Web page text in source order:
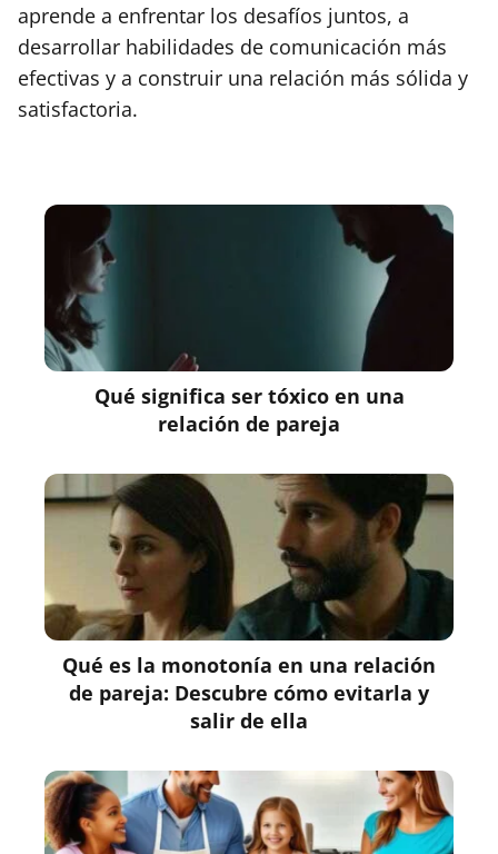
aprende a enfrentar los desafíos juntos, a
desarrollar habilidades de comunicación más
efectivas y a construir una relación más sólida y
satisfactoria.
Qué significa ser tóxico en una
relación de pareja
Qué es la monotonía en una relación
de pareja: Descubre cómo evitarla y
salir de ella